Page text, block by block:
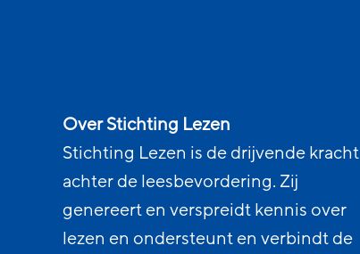
Over Stichting Lezen
Stichting Lezen is de drijvende kracht
achter de leesbevordering. Zij
genereert en verspreidt kennis over
lezen en ondersteunt en verbindt de